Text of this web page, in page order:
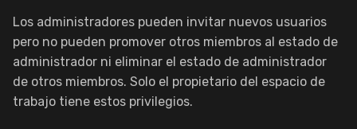
Los administradores pueden invitar nuevos usuarios
pero no pueden promover otros miembros al estado de
administrador ni eliminar el estado de administrador
de otros miembros. Solo el propietario del espacio de
trabajo tiene estos privilegios.